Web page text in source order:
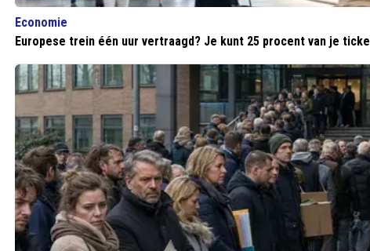
Economie
Europese trein één uur vertraagd? Je kunt 25 procent van je